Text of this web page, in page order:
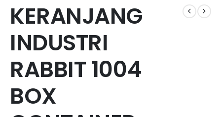
KERANJANG
INDUSTRI
RABBIT 1004
BOX